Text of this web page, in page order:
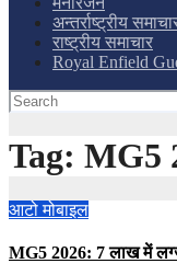
अन्तर्राष्ट्रीय
राष्ट्रीय समाचार
Royal Enfield
Tag: MG5
आटो मोबाइल
MG5 2026: 7 लाख में